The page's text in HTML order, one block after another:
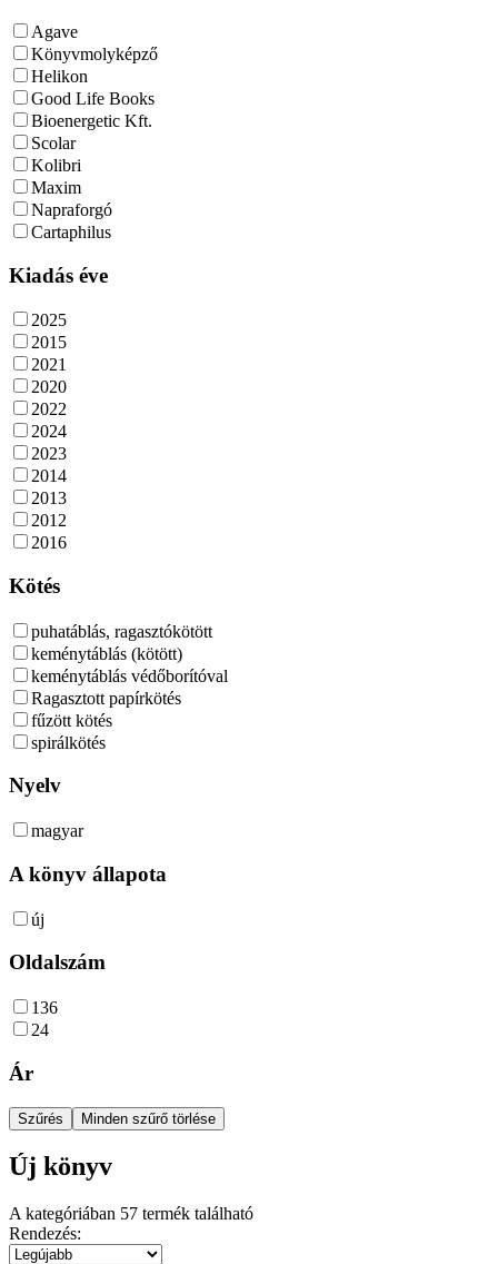
Agave
Könyvmolyképző
Helikon
Good Life Books
Bioenergetic Kft.
Scolar
Kolibri
Maxim
Napraforgó
Cartaphilus
Kiadás éve
2025
2015
2021
2020
2022
2024
2023
2014
2013
2012
2016
Kötés
puhatáblás, ragasztókötött
keménytáblás (kötött)
keménytáblás védőborítóval
Ragasztott papírkötés
fűzött kötés
spirálkötés
Nyelv
magyar
A könyv állapota
új
Oldalszám
136
24
Ár
Szűrés Minden szűrő törlése
Új könyv
A kategóriában 57 termék található
Rendezés: